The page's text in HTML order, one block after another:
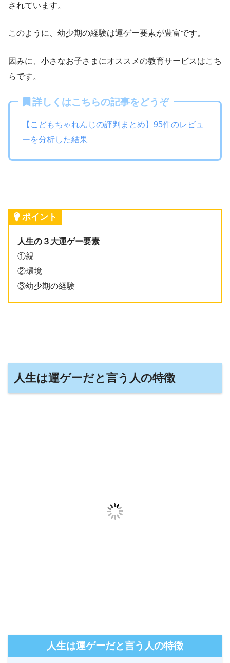
されています。
このように、幼少期の経験は運ゲー要素が豊富です。
因みに、小さなお子さまにオススメの教育サービスはこち
らです。
詳しくはこちらの記事をどうぞ
【こどもちゃれんじの評判まとめ】95件のレビュ
ーを分析した結果
ポイント
人生の３大運ゲー要素
①親
②環境
③幼少期の経験
人生は運ゲーだと言う人の特徴
人生は運ゲーだと言う人の特徴